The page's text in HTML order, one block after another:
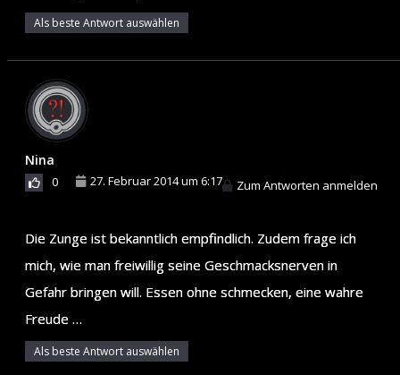
Als beste Antwort auswählen
Nina
0 27. Februar 2014 um 6:17 Zum Antworten anmelden
Die Zunge ist bekanntlich empfindlich. Zudem frage ich
mich, wie man freiwillig seine Geschmacksnerven in
Gefahr bringen will. Essen ohne schmecken, eine wahre
Freude …
Als beste Antwort auswählen